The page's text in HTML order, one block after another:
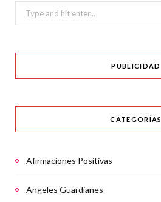
Search
for:
PUBLICIDAD
CATEGORÍAS
Afirmaciones Positivas
Ángeles Guardianes